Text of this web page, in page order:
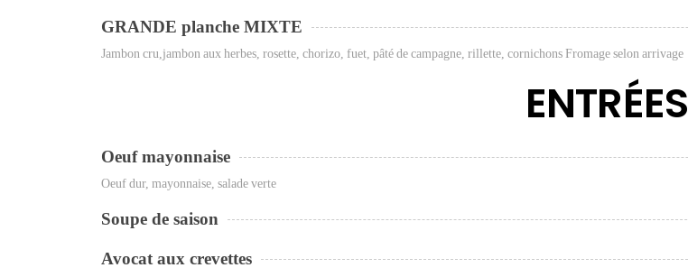
GRANDE planche MIXTE
Jambon cru,jambon aux herbes, rosette, chorizo, fuet, pâté de campagne, rillette, cornichons Fromage selon arrivage
ENTRÉES
Oeuf mayonnaise
Oeuf dur, mayonnaise, salade verte
Soupe de saison
Avocat aux crevettes